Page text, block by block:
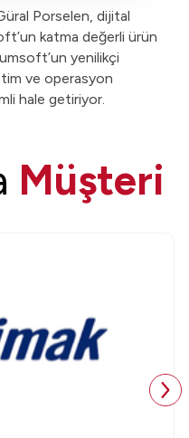
Porselen, dijital
katma değerli ürün
yenilikçi
ve operasyon
hale getiriyor.
Müşteri